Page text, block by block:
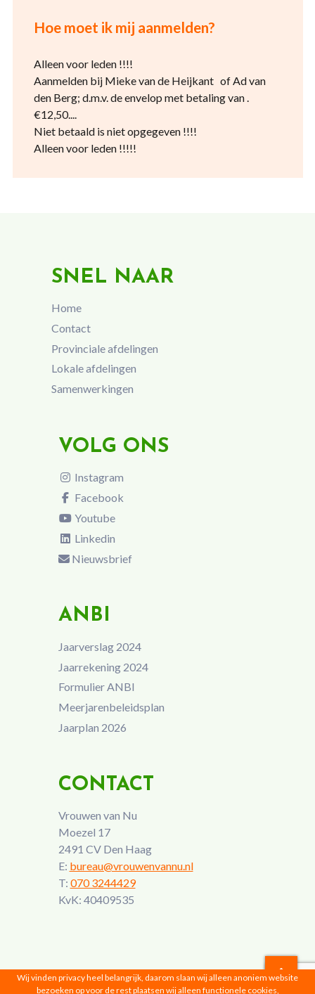
Hoe moet ik mij aanmelden?
Alleen voor leden !!!!
Aanmelden bij Mieke van de Heijkant of Ad van
den Berg; d.m.v. de envelop met betaling van .
€12,50....
Niet betaald is niet opgegeven !!!!
Alleen voor leden !!!!!
SNEL NAAR
Home
Contact
Provinciale afdelingen
Lokale afdelingen
Samenwerkingen
VOLG ONS
Instagram
Facebook
Youtube
Linkedin
Nieuwsbrief
ANBI
Jaarverslag 2024
Jaarrekening 2024
Formulier ANBI
Meerjarenbeleidsplan
Jaarplan 2026
CONTACT
Vrouwen van Nu
Moezel 17
2491 CV Den Haag
E: bureau@vrouwenvannu.nl
T: 070 3244429
KvK: 40409535
Wij vinden privacy heel belangrijk, daarom slaan wij alleen anoniem website
bezoeken op voor de rest plaatsen wij alleen functionele cookies,